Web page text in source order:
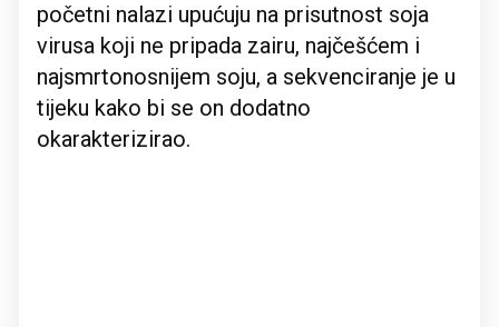
početni nalazi upućuju na prisutnost soja
virusa koji ne pripada zairu, najčešćem i
najsmrtonosnijem soju, a sekvenciranje je u
tijeku kako bi se on dodatno
okarakterizirao.